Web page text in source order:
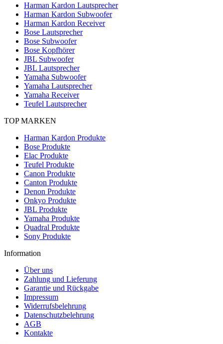
Harman Kardon Lautsprecher
Harman Kardon Subwoofer
Harman Kardon Receiver
Bose Lautsprecher
Bose Subwoofer
Bose Kopfhörer
JBL Subwoofer
JBL Lautsprecher
Yamaha Subwoofer
Yamaha Lautsprecher
Yamaha Receiver
Teufel Lautsprecher
TOP MARKEN
Harman Kardon Produkte
Bose Produkte
Elac Produkte
Teufel Produkte
Canon Produkte
Canton Produkte
Denon Produkte
Onkyo Produkte
JBL Produkte
Yamaha Produkte
Quadral Produkte
Sony Produkte
Information
Über uns
Zahlung und Lieferung
Garantie und Rückgabe
Impressum
Widerrufsbelehrung
Datenschutzbelehrung
AGB
Kontakte